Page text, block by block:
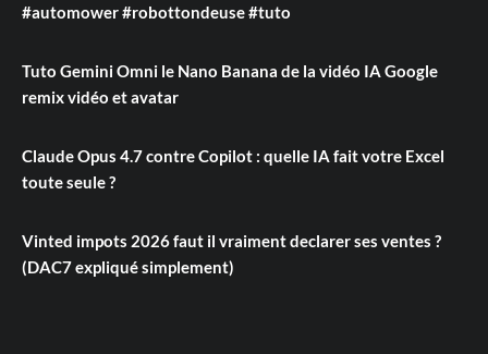
#automower #robottondeuse #tuto
Tuto Gemini Omni le Nano Banana de la vidéo IA Google
remix vidéo et avatar
Claude Opus 4.7 contre Copilot : quelle IA fait votre Excel
toute seule ?
Vinted impots 2026 faut il vraiment declarer ses ventes ?
(DAC7 expliqué simplement)